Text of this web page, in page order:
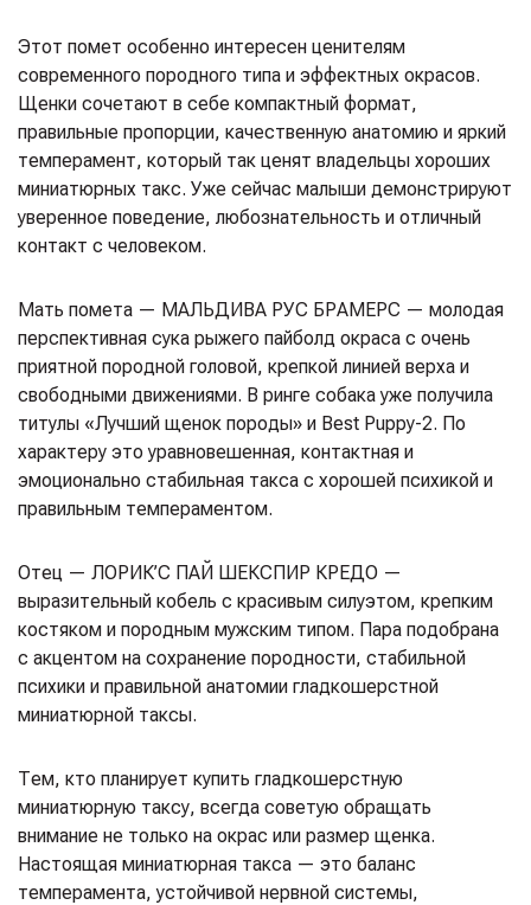
Этот помет особенно интересен ценителям
современного породного типа и эффектных окрасов.
Щенки сочетают в себе компактный формат,
правильные пропорции, качественную анатомию и яркий
темперамент, который так ценят владельцы хороших
миниатюрных такс. Уже сейчас малыши демонстрируют
уверенное поведение, любознательность и отличный
контакт с человеком.
Мать помета — МАЛЬДИВА РУС БРАМЕРС — молодая
перспективная сука рыжего пайболд окраса с очень
приятной породной головой, крепкой линией верха и
свободными движениями. В ринге собака уже получила
титулы «Лучший щенок породы» и Best Puppy-2. По
характеру это уравновешенная, контактная и
эмоционально стабильная такса с хорошей психикой и
правильным темпераментом.
Отец — ЛОРИК’С ПАЙ ШЕКСПИР КРЕДО —
выразительный кобель с красивым силуэтом, крепким
костяком и породным мужским типом. Пара подобрана
с акцентом на сохранение породности, стабильной
психики и правильной анатомии гладкошерстной
миниатюрной таксы.
Тем, кто планирует купить гладкошерстную
миниатюрную таксу, всегда советую обращать
внимание не только на окрас или размер щенка.
Настоящая миниатюрная такса — это баланс
темперамента, устойчивой нервной системы,